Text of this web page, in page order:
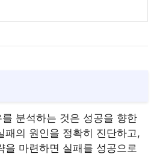
분석하는 것은 성공을 향한
패의 원인을 정확히 진단하고,
을 마련하면 실패를 성공으로